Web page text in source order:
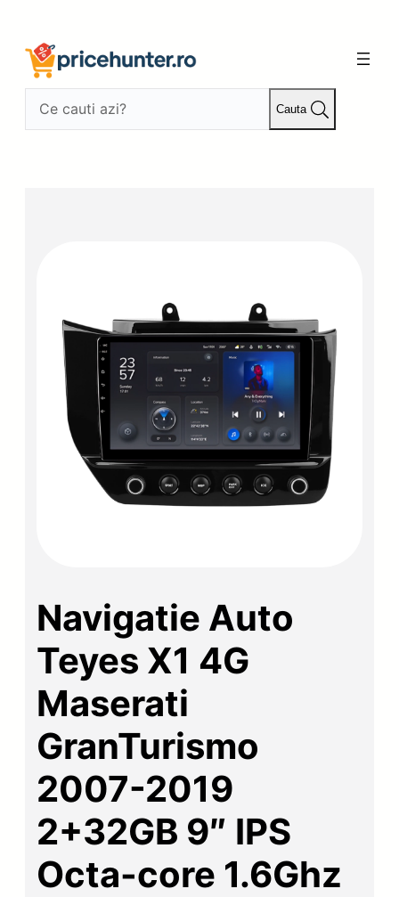
conținut
Cauta
Navigatie Auto
Teyes X1 4G
Maserati
GranTurismo
2007-2019
2+32GB 9″ IPS
Octa-core 1.6Ghz